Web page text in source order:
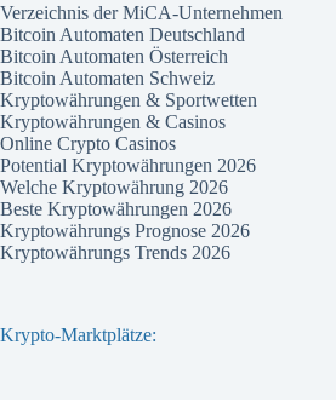
Verzeichnis der MiCA-Unternehmen
Bitcoin Automaten Deutschland
Bitcoin Automaten Österreich
Bitcoin Automaten Schweiz
Kryptowährungen & Sportwetten
Kryptowährungen & Casinos
Online Crypto Casinos
Potential Kryptowährungen 2026
Welche Kryptowährung 2026
Beste Kryptowährungen 2026
Kryptowährungs Prognose 2026
Kryptowährungs Trends 2026
Krypto-Marktplätze: